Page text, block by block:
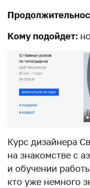
Кому подойдет:
Курс дизайнера
на знакомстве с
и обучении
кто уже немного